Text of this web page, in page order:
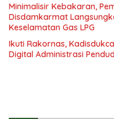
Minimalisir Kebakaran,
Disdamkarmat
Keselamatan Gas LPG
Ikuti Rakornas,
Digital Administrasi